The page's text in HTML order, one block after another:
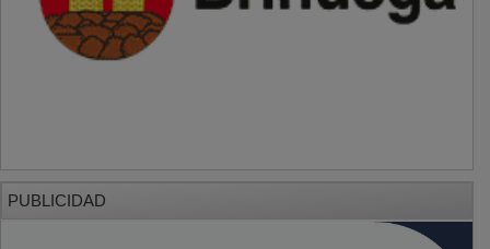
PUBLICIDAD